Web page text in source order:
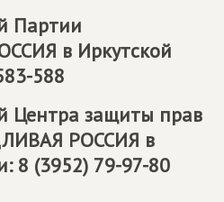
Партии
в Иркутской
588
Центра защиты прав
РОССИЯ в
8 (3952) 79-97-80